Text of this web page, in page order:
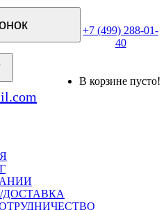
+7 (499) 288-01-
40
В корзине пусто!